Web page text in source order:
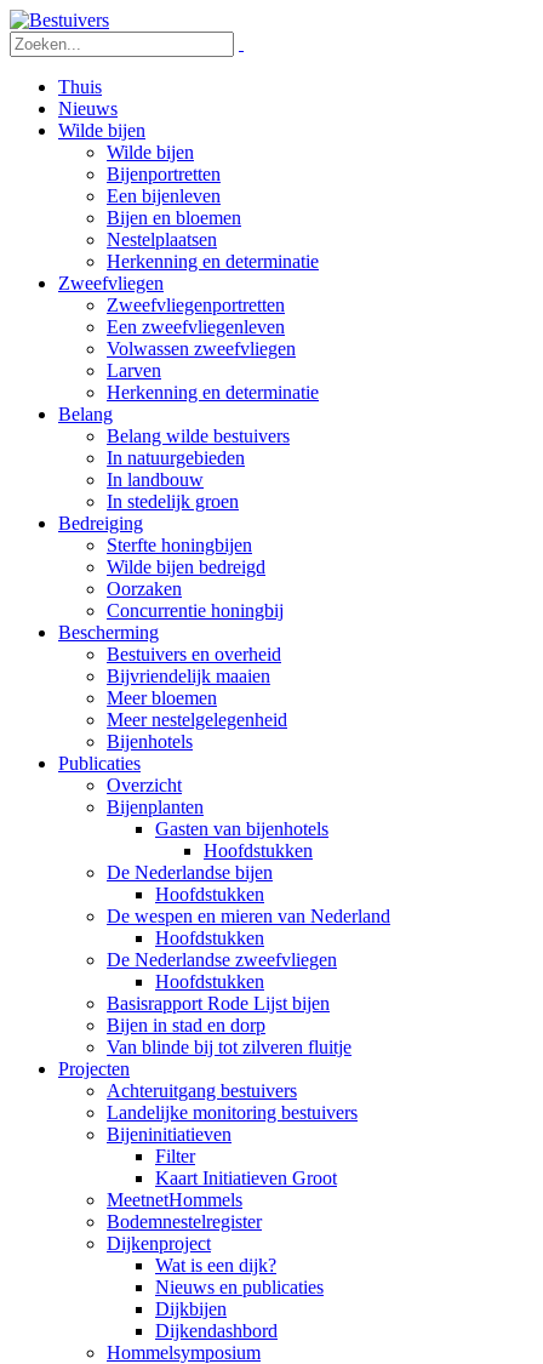
Thuis
Nieuws
Wilde bijen
Wilde bijen
Bijenportretten
Een bijenleven
Bijen en bloemen
Nestelplaatsen
Herkenning en determinatie
Zweefvliegen
Zweefvliegenportretten
Een zweefvliegenleven
Volwassen zweefvliegen
Larven
Herkenning en determinatie
Belang
Belang wilde bestuivers
In natuurgebieden
In landbouw
In stedelijk groen
Bedreiging
Sterfte honingbijen
Wilde bijen bedreigd
Oorzaken
Concurrentie honingbij
Bescherming
Bestuivers en overheid
Bijvriendelijk maaien
Meer bloemen
Meer nestelgelegenheid
Bijenhotels
Publicaties
Overzicht
Bijenplanten
Gasten van bijenhotels
Hoofdstukken
De Nederlandse bijen
Hoofdstukken
De wespen en mieren van Nederland
Hoofdstukken
De Nederlandse zweefvliegen
Hoofdstukken
Basisrapport Rode Lijst bijen
Bijen in stad en dorp
Van blinde bij tot zilveren fluitje
Projecten
Achteruitgang bestuivers
Landelijke monitoring bestuivers
Bijeninitiatieven
Filter
Kaart Initiatieven Groot
MeetnetHommels
Bodemnestelregister
Dijkenproject
Wat is een dijk?
Nieuws en publicaties
Dijkbijen
Dijkendashbord
Hommelsymposium